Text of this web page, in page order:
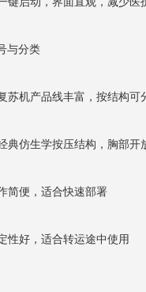
分类
机产品线丰富，按结构可
仿生学按压结构，胸部开
便，适合快速部署
好，适合转运途中使用